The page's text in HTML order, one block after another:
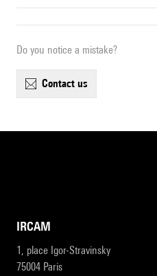
Do you notice a mistake?
contact us
IRCAM
1, place Igor-Stravinsky
75004 Paris